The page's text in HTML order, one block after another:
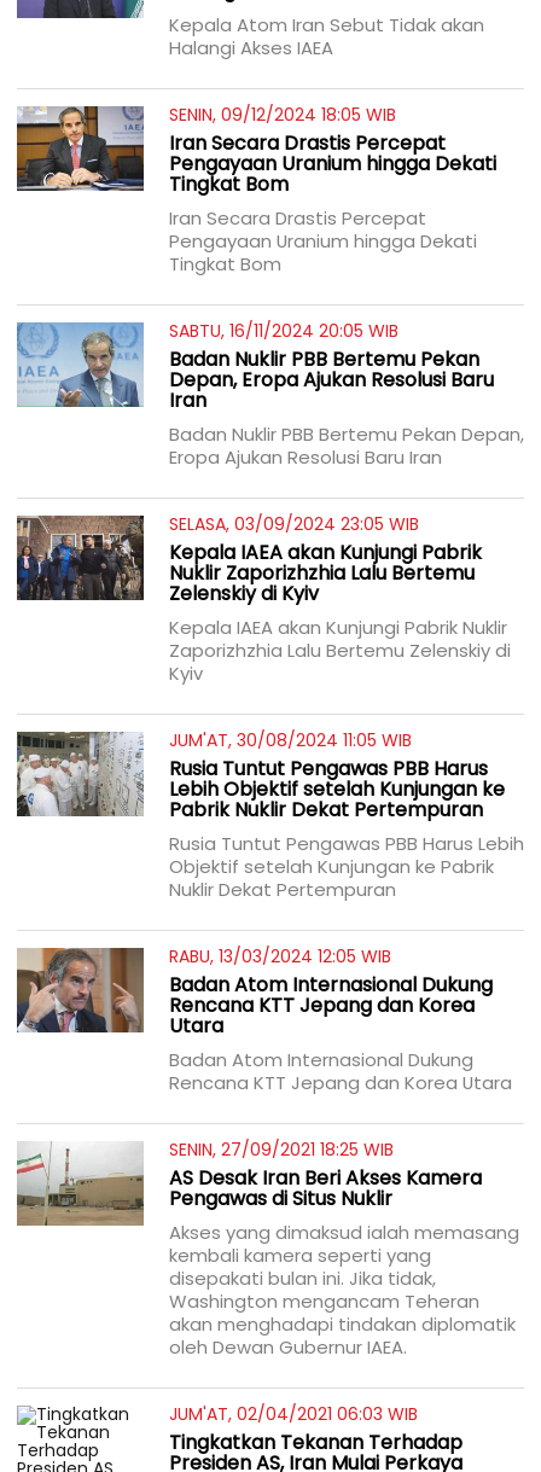
Kepala Atom Iran Sebut Tidak akan
Halangi Akses IAEA
SENIN, 09/12/2024 18:05 WIB
Iran Secara Drastis Percepat
Pengayaan Uranium hingga Dekati
Tingkat Bom
Iran Secara Drastis Percepat
Pengayaan Uranium hingga Dekati
Tingkat Bom
SABTU, 16/11/2024 20:05 WIB
Badan Nuklir PBB Bertemu Pekan
Depan, Eropa Ajukan Resolusi Baru
Iran
Badan Nuklir PBB Bertemu Pekan Depan,
Eropa Ajukan Resolusi Baru Iran
SELASA, 03/09/2024 23:05 WIB
Kepala IAEA akan Kunjungi Pabrik
Nuklir Zaporizhzhia Lalu Bertemu
Zelenskiy di Kyiv
Kepala IAEA akan Kunjungi Pabrik Nuklir
Zaporizhzhia Lalu Bertemu Zelenskiy di
Kyiv
JUM'AT, 30/08/2024 11:05 WIB
Rusia Tuntut Pengawas PBB Harus
Lebih Objektif setelah Kunjungan ke
Pabrik Nuklir Dekat Pertempuran
Rusia Tuntut Pengawas PBB Harus Lebih
Objektif setelah Kunjungan ke Pabrik
Nuklir Dekat Pertempuran
RABU, 13/03/2024 12:05 WIB
Badan Atom Internasional Dukung
Rencana KTT Jepang dan Korea
Utara
Badan Atom Internasional Dukung
Rencana KTT Jepang dan Korea Utara
SENIN, 27/09/2021 18:25 WIB
AS Desak Iran Beri Akses Kamera
Pengawas di Situs Nuklir
Akses yang dimaksud ialah memasang
kembali kamera seperti yang
disepakati bulan ini. Jika tidak,
Washington mengancam Teheran
akan menghadapi tindakan diplomatik
oleh Dewan Gubernur IAEA.
JUM'AT, 02/04/2021 06:03 WIB
Tingkatkan Tekanan Terhadap
Presiden AS, Iran Mulai Perkaya